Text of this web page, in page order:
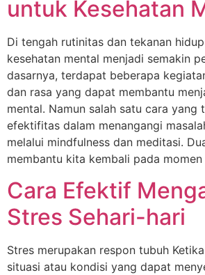
untuk Kesehatan
Di tengah rutinitas dan tekanan
kesehatan mental menjadi semakin
dasarnya, terdapat beberapa
dan rasa yang dapat membantu
mental. Namun salah satu cara yang
efektifitas dalam menangangi
melalui mindfulness dan meditasi.
membantu kita kembali pada
Cara Efektif
Stres Sehari-hari
Stres merupakan respon tubuh
situasi atau kondisi yang dapat